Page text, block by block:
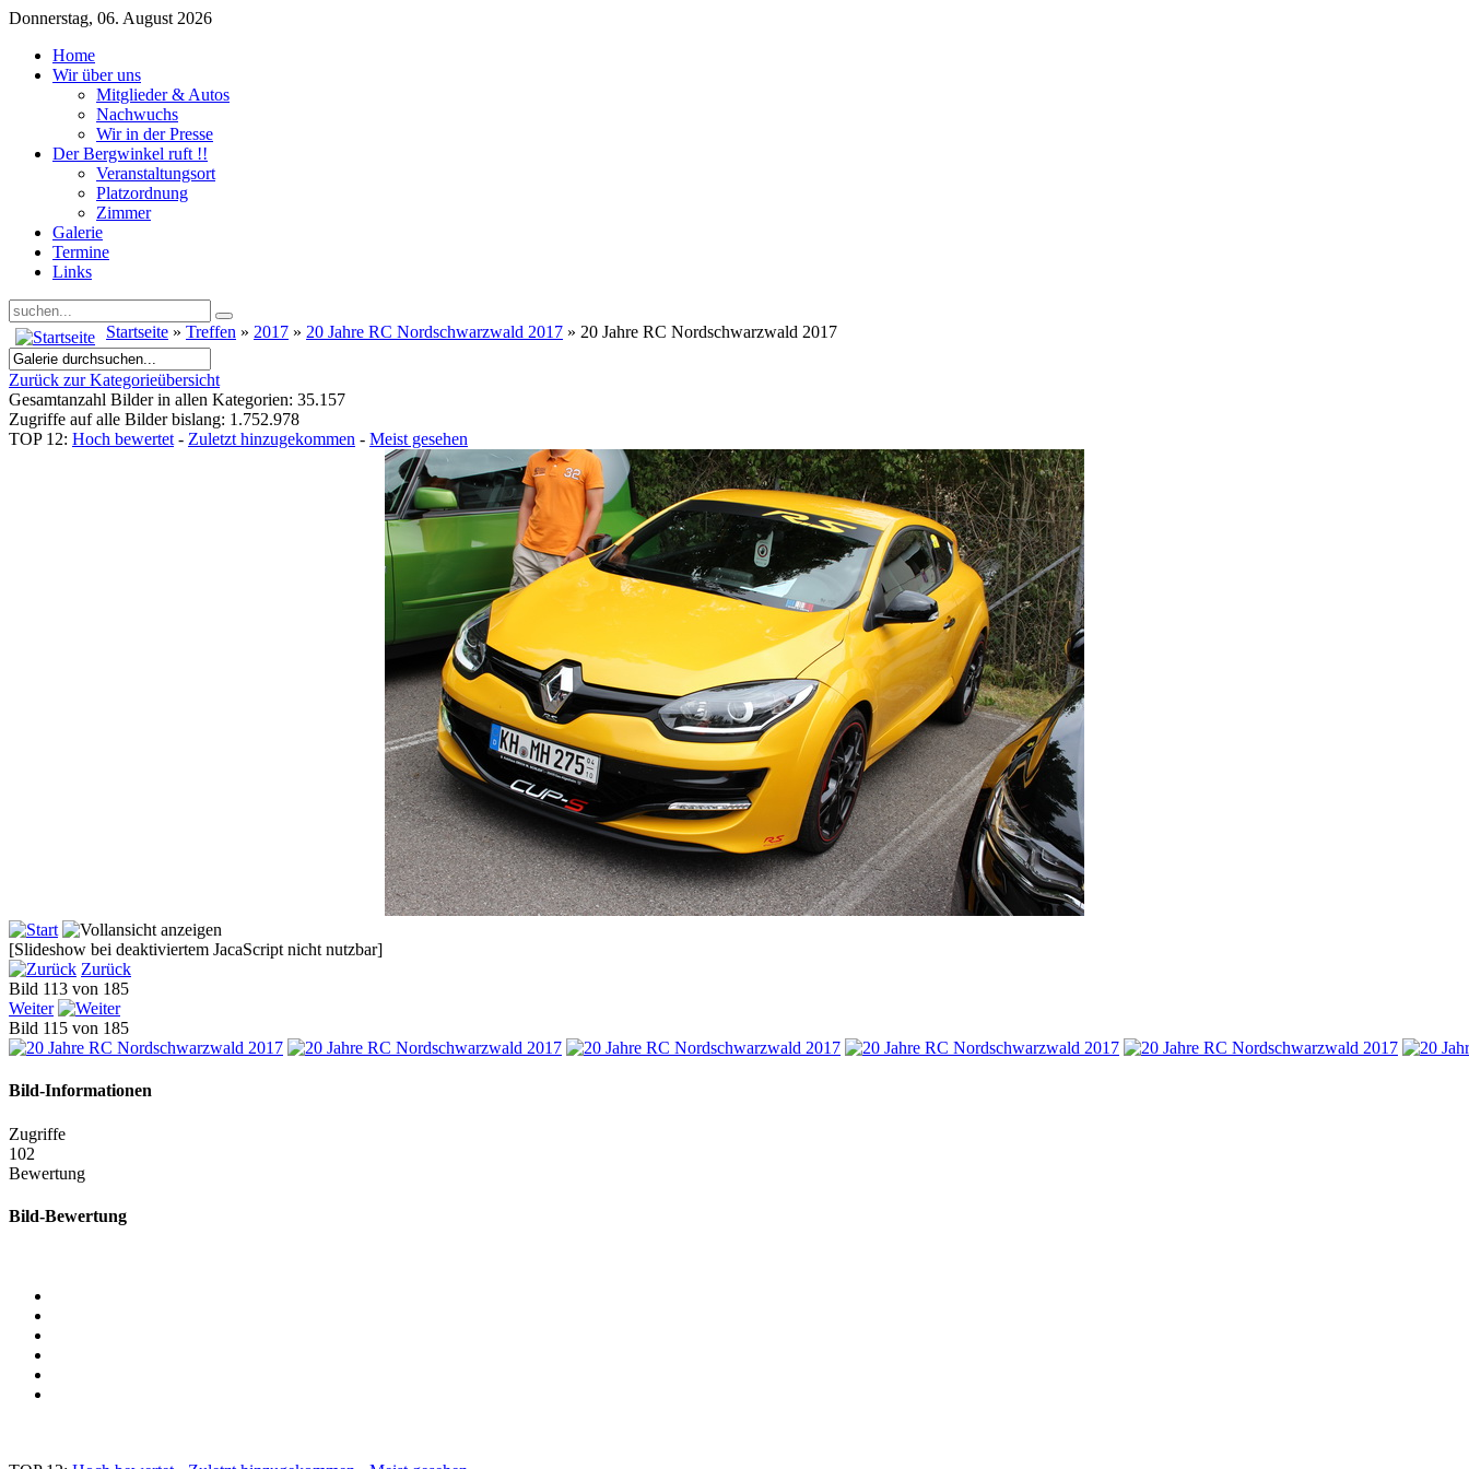
Donnerstag, 06. August 2026
Home
Wir über uns
Mitglieder & Autos
Nachwuchs
Wir in der Presse
Der Bergwinkel ruft !!
Veranstaltungsort
Platzordnung
Zimmer
Galerie
Termine
Links
Startseite » Treffen » 2017 » 20 Jahre RC Nordschwarzwald 2017 » 20 Jahre RC Nordschwarzwald 2017
Zurück zur Kategorieübersicht
Gesamtanzahl Bilder in allen Kategorien: 35.157
Zugriffe auf alle Bilder bislang: 1.752.978
TOP 12: Hoch bewertet - Zuletzt hinzugekommen - Meist gesehen
[Slideshow bei deaktiviertem JacaScript nicht nutzbar]
Zurück
Bild 113 von 185
Weiter
Bild 115 von 185
Bild-Informationen
Zugriffe
102
Bewertung
Bild-Bewertung